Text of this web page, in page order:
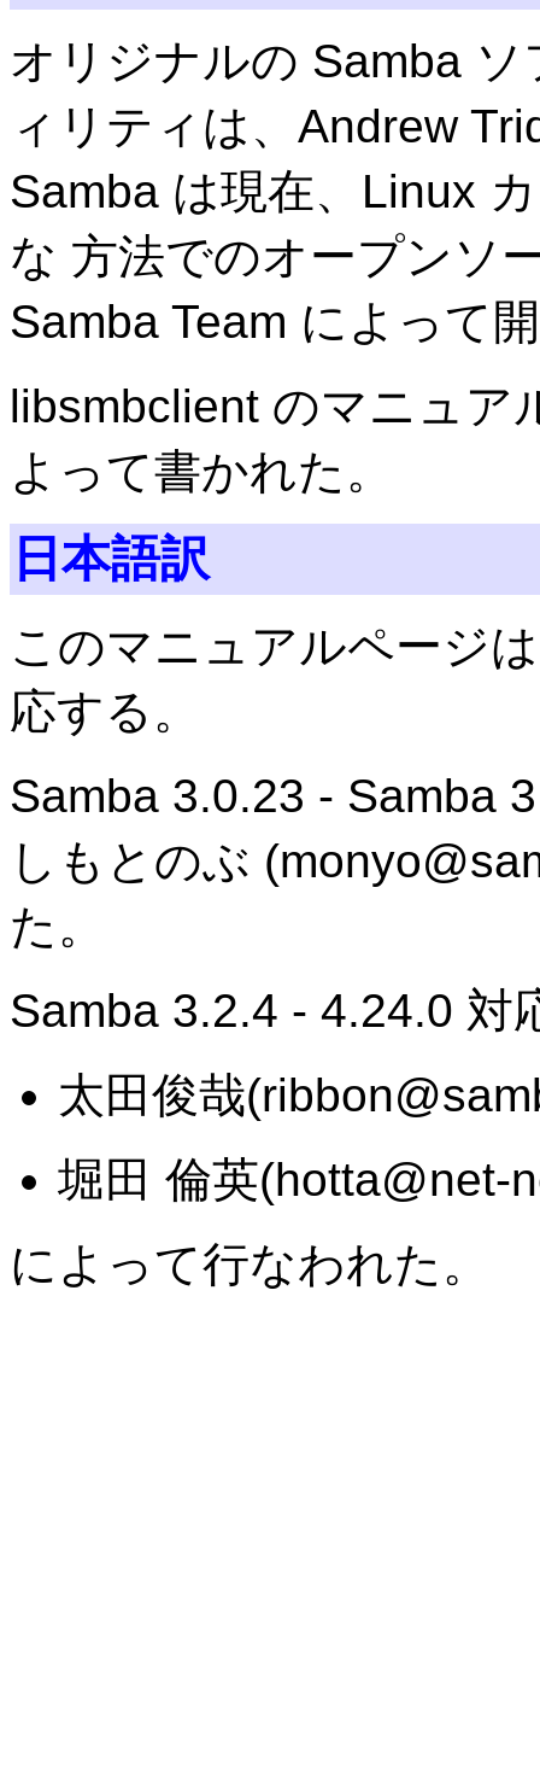
オリジナルの Samba
ィリティは、Andrew
Samba は現在、Linux
な 方法でのオープンソ
Samba Team によって
libsmbclient のマニュア
よって書かれた。
日本語訳
このマニュアルページ
応する。
Samba 3.0.23 - Samba
しもとのぶ
た。
Samba 3.2.4 - 4.24.0 対
太田俊哉
堀田 倫英(hotta@net-
によって行なわれた。